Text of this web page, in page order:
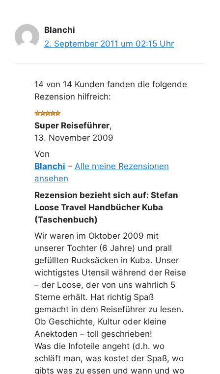
Blanchi
2. September 2011 um 02:15 Uhr
14 von 14 Kunden fanden die folgende
Rezension hilfreich:
Super Reiseführer,
13. November 2009
Von
Blanchi – Alle meine Rezensionen
ansehen
Rezension bezieht sich auf: Stefan
Loose Travel Handbücher Kuba
(Taschenbuch)
Wir waren im Oktober 2009 mit
unserer Tochter (6 Jahre) und prall
gefüllten Rucksäcken in Kuba. Unser
wichtigstes Utensil während der Reise
– der Loose, der von uns wahrlich 5
Sterne erhält. Hat richtig Spaß
gemacht in dem Reiseführer zu lesen.
Ob Geschichte, Kultur oder kleine
Anektoden – toll geschrieben!
Was die Infoteile angeht (d.h. wo
schläft man, was kostet der Spaß, wo
gibts was zu essen und wann und wo